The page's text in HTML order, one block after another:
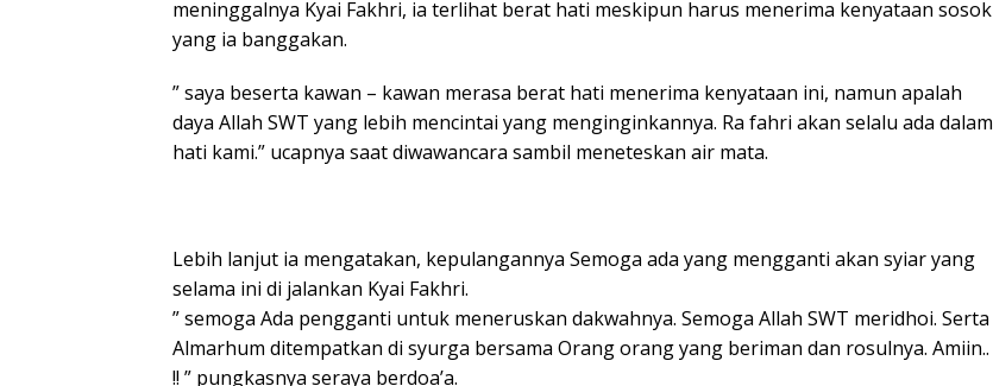
meninggalnya Kyai Fakhri, ia terlihat berat hati meskipun harus menerima kenyataan sosok
yang ia banggakan.
” saya beserta kawan – kawan merasa berat hati menerima kenyataan ini, namun apalah
daya Allah SWT yang lebih mencintai yang menginginkannya. Ra fahri akan selalu ada dalam
hati kami.” ucapnya saat diwawancara sambil meneteskan air mata.
Lebih lanjut ia mengatakan, kepulangannya Semoga ada yang mengganti akan syiar yang
selama ini di jalankan Kyai Fakhri.
” semoga Ada pengganti untuk meneruskan dakwahnya. Semoga Allah SWT meridhoi. Serta
Almarhum ditempatkan di syurga bersama Orang orang yang beriman dan rosulnya. Amiin..
!! ” pungkasnya seraya berdoa’a.